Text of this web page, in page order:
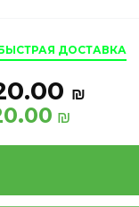
ДОСТАВКА
₪
₪